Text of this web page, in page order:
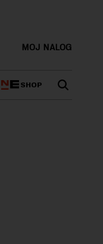
MOJ NALOG
SHOP